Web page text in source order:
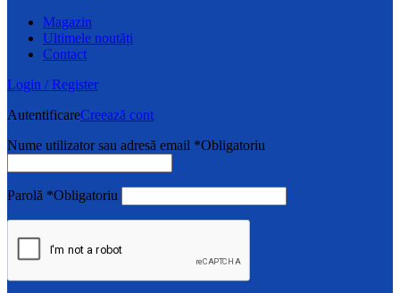
Magazin
Ultimele noutăți
Contact
Login / Register
AutentificareCreează cont
Nume utilizator sau adresă email *Obligatoriu
Parolă *Obligatoriu